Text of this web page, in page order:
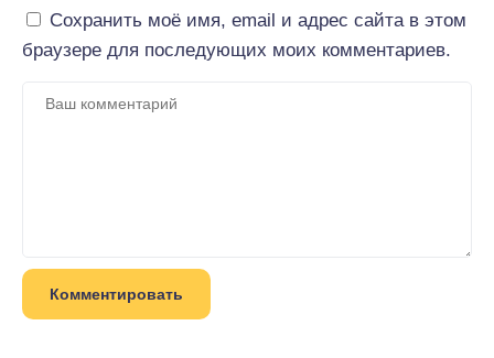
Сохранить моё имя, email и адрес сайта в этом
браузере для последующих моих комментариев.